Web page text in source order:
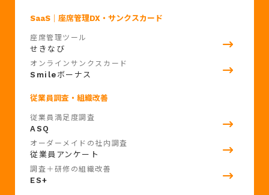
SaaS ｜座席管理DX・サンクスカード
座席管理ツール
せきなび
オンラインサンクスカード
Smile ボーナス
従業員調査・組織改善
従業員満足度調査
ASQ
オーダーメイドの社内調査
従業員アンケート
調査＋研修の組織改善
ES+